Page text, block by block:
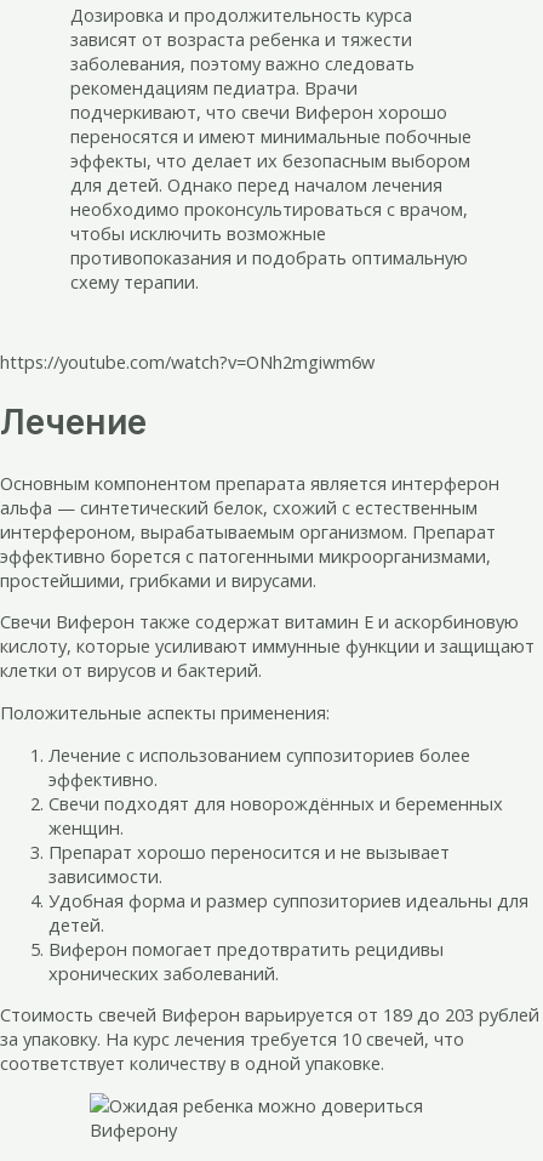
Дозировка и продолжительность курса
зависят от возраста ребенка и тяжести
заболевания, поэтому важно следовать
рекомендациям педиатра. Врачи
подчеркивают, что свечи Виферон хорошо
переносятся и имеют минимальные побочные
эффекты, что делает их безопасным выбором
для детей. Однако перед началом лечения
необходимо проконсультироваться с врачом,
чтобы исключить возможные
противопоказания и подобрать оптимальную
схему терапии.
https://youtube.com/watch?v=ONh2mgiwm6w
Лечение
Основным компонентом препарата является интерферон
альфа — синтетический белок, схожий с естественным
интерфероном, вырабатываемым организмом. Препарат
эффективно борется с патогенными микроорганизмами,
простейшими, грибками и вирусами.
Свечи Виферон также содержат витамин E и аскорбиновую
кислоту, которые усиливают иммунные функции и защищают
клетки от вирусов и бактерий.
Положительные аспекты применения:
Лечение с использованием суппозиториев более
эффективно.
Свечи подходят для новорождённых и беременных
женщин.
Препарат хорошо переносится и не вызывает
зависимости.
Удобная форма и размер суппозиториев идеальны для
детей.
Виферон помогает предотвратить рецидивы
хронических заболеваний.
Стоимость свечей Виферон варьируется от 189 до 203 рублей
за упаковку. На курс лечения требуется 10 свечей, что
соответствует количеству в одной упаковке.